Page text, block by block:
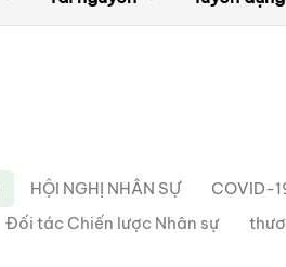
HỘI NGHỊ NHÂN SỰ COVID-
Đối tác Chiến lược Nhân sự